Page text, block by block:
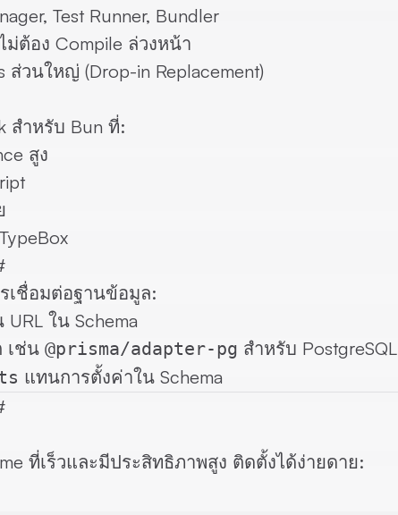
Test Runner, Bundler
ม่ต้อง Compile ล่วงหน้า
ส่วนใหญ่ (Drop-in Replacement)
สำหรับ Bun ที่:
สูง
เชื่อมต่อฐานข้อมูล:
URL ใน Schema
เช่น @prisma/adapter-pg สำหรับ PostgreSQL
แทนการตั้งค่าใน Schema
ที่เร็วและมีประสิทธิภาพสูง ติดตั้งได้ง่ายดาย: